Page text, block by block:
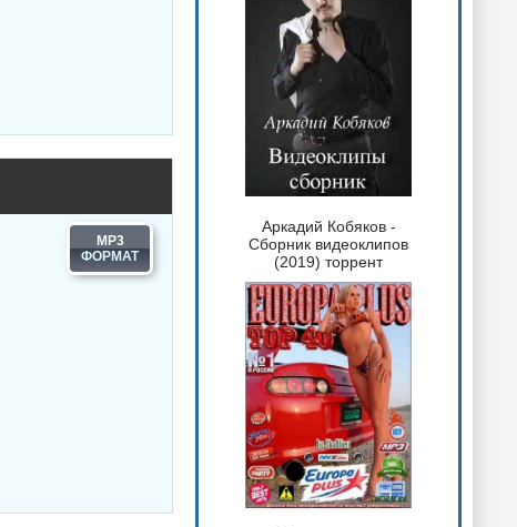
MP3
Аркадий Кобяков -
Сборник видеоклипов
(2019) торрент